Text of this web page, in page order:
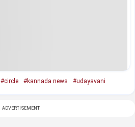
#circle #kannada news #udayavani
ADVERTISEMENT